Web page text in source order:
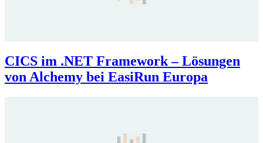
CICS im .NET Framework – Lösungen
von Alchemy bei EasiRun Europa